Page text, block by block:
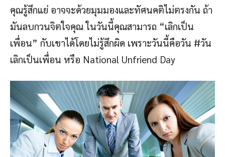
คุณรู้สึกแย่ อาจจะด้วยมุมมองและทัศนคติไม่ตรงกัน ถ้า
มันลบกวนจิตใจคุณ ในวันนี้คุณสามารถ “เลิกเป็น
เพื่อน” กับเขาได้โดยไม่รู้สึกผิด เพราะวันนี้คือวัน #วัน
เลิกเป็นเพื่อน หรือ National Unfriend Day